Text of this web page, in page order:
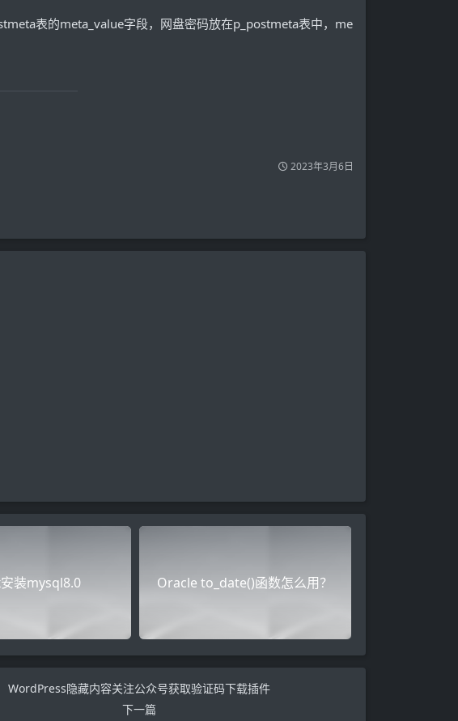
表的meta_value字段，网盘密码放在p_postmeta表中，me
2023年3月6日
装mysql8.0 Oracle to_date()函数怎么用？
WordPress隐藏内容关注公众号获取验证码下载插件
下一篇